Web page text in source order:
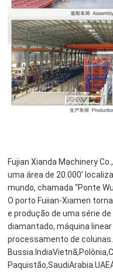
Fujian Xianda Machinery
uma área de 20.000'
mundo, chamada “Ponte
O porto Fuiian-Xiamen
e produção de uma série
diamantado, máquina
processamento de